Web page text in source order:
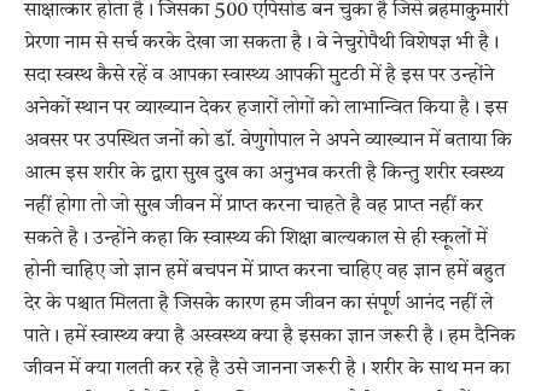
साक्षात्कार होता है। जिसका 500 एपिसोड बन चुका है जिसे ब्रहमाकुमारी
प्रेरणा नाम से सर्च करके देखा जा सकता है। वे नेचुरोपैथी विशेषज्ञ भी है।
सदा स्वस्थ कैसे रहें व आपका स्वास्थ्य आपकी मुटठी में है इस पर उन्होंने
अनेकों स्थान पर व्याख्यान देकर हजारों लोगों को लाभान्वित किया है। इस
अवसर पर उपस्थित जनों को डॉ. वेणुगोपाल ने अपने व्याख्यान में बताया कि
आत्म इस शरीर के द्वारा सुख दुख का अनुभव करती है किन्तु शरीर स्वस्थ्य
नहीं होगा तो जो सुख जीवन में प्राप्त करना चाहते है वह प्राप्त नहीं कर
सकते है। उन्होंने कहा कि स्वास्थ्य की शिक्षा बाल्यकाल से ही स्कूलों में
होनी चाहिए जो ज्ञान हमें बचपन में प्राप्त करना चाहिए वह ज्ञान हमें बहुत
देर के पश्चात मिलता है जिसके कारण हम जीवन का संपूर्ण आनंद नहीं ले
पाते। हमें स्वास्थ्य क्या है अस्वस्थ्य क्या है इसका ज्ञान जरूरी है। हम दैनिक
जीवन में क्या गलती कर रहे है उसे जानना जरूरी है। शरीर के साथ मन का